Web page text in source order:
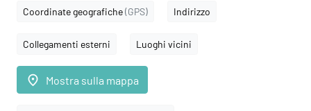
Coordinate geografiche(GPS) Indirizzo
Collegamenti esterni Luoghi vicini
place Mostra sulla mappa